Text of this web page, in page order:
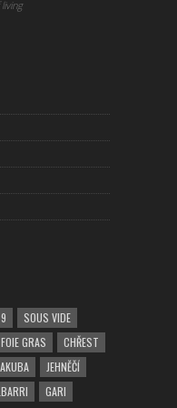
SOUS VIDE
FOIE GRAS
CHŘEST
JEHNĚČÍ
GARI